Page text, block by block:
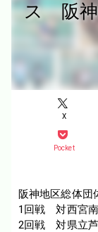
ス 阪神
X
Pocket
阪神地区総体団
1回戦 対西
2回戦 対県立